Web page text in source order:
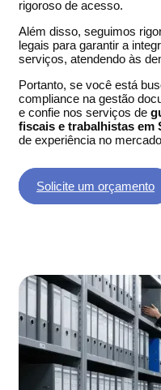
rigoroso de acesso.
Além disso, seguimos
legais para garantir a
serviços, atendendo às
Portanto, se você está
compliance na gestão
e confie nos serviços de
fiscais e trabalhistas em
de experiência no
Solicite um orçamento